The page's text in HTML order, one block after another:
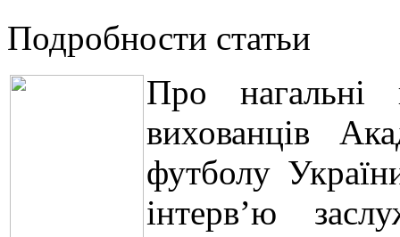
Подробности статьи
Про нагальні
вихованців
футболу
інтерв’ю